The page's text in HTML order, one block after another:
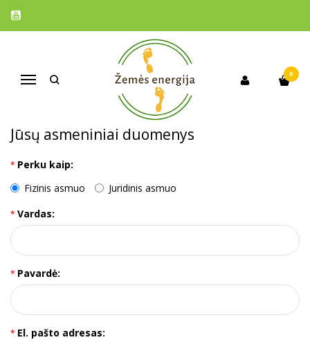
Navigacija
0
NAUJO KLIENTO REGISTRACIJA
Registruoti paskyrą
Jeigu turite kliento paskyrą mūsų el. parduotuvėje, prašome
Jūsų asmeniniai duomenys
Perku kaip:
Fizinis asmuo
Juridinis asmuo
Vardas:
Pavardė:
El. pašto adresas: